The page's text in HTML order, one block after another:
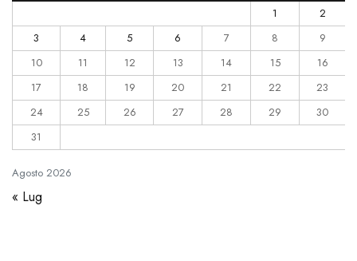
Agosto 2026
1
2
3
4 5 6 7 8
9
10
11 12 13 14 15
16
17
18 19 20 21 22
23
24
25 26 27 28 29
30
31
« Lug